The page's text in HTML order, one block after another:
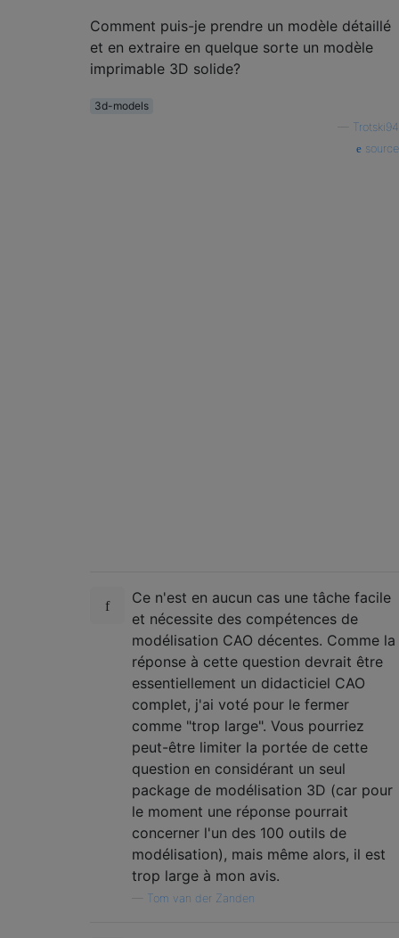
Comment puis-je prendre un modèle détaillé
et en extraire en quelque sorte un modèle
imprimable 3D solide?
3d-models
Trotski94
source
Ce n'est en aucun cas une tâche facile
et nécessite des compétences de
modélisation CAO décentes. Comme la
réponse à cette question devrait être
essentiellement un didacticiel CAO
complet, j'ai voté pour le fermer
comme "trop ​​large". Vous pourriez
peut-être limiter la portée de cette
question en considérant un seul
package de modélisation 3D (car pour
le moment une réponse pourrait
concerner l'un des 100 outils de
modélisation), mais même alors, il est
trop large à mon avis.
Tom van der Zanden